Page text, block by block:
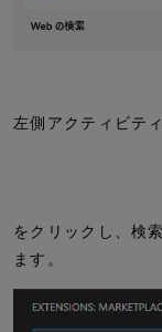
左側アクティビテ
をクリックし、検
ます。